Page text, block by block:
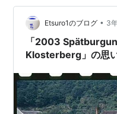
味いワケがない好印象
ロー系で、その印象か
るのか？といった…
Etsuro1のブログ • 3
「2003
Klosterberg」の思